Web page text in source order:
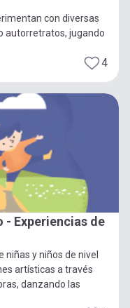
con diversas
autorretratos, jugando
4
- Experiencias de
niñas y niños de nivel
artísticas a través
danzando las